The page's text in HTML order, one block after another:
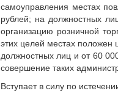
самоуправления местах
рублей; на должностных
организацию розничной
этих целей местах
должностных лиц и от 60
совершение таких
Вступает в силу по